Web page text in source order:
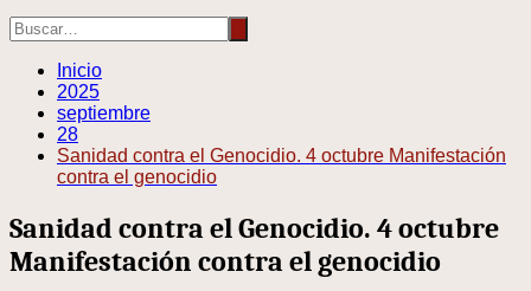
Inicio
2025
septiembre
28
Sanidad contra el Genocidio. 4 octubre Manifestación
contra el genocidio
Sanidad contra el Genocidio. 4 octubre
Manifestación contra el genocidio